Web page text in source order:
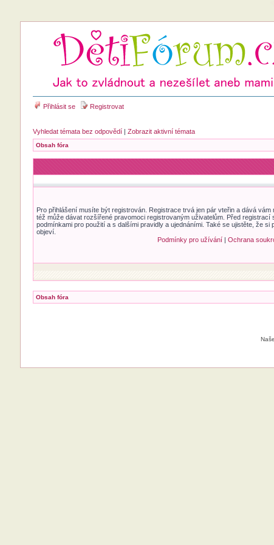
Přihlásit se Registrovat
Vyhledat témata bez odpovědí| Zobrazit aktivní témata
Obsah fóra
Pro přihlášení musíte být registrován. Registrace trvá jen pár vteřin a dává
též může dávat rozšířené pravomoci registrovaným uživatelům. Před registrací
podmínkami pro použití a s dalšími pravidly a ujednáními. Také se ujistěte, že
objeví.
Podmínky pro užívání| Ochrana
Obsah fóra